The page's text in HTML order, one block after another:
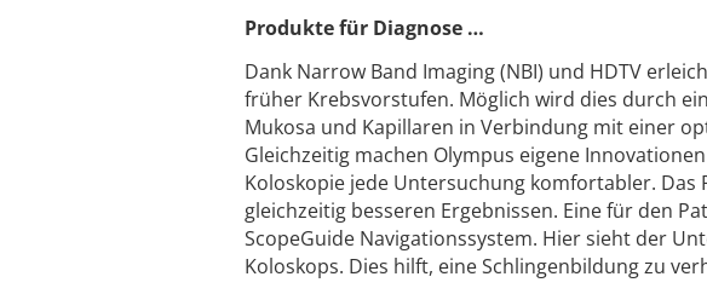
Produkte für Diagnose …
Dank Narrow Band Imaging (NBI) und HDTV
früher Krebsvorstufen. Möglich wird dies durch
Mukosa und Kapillaren in Verbindung mit einer
Gleichzeitig machen Olympus eigene
Koloskopie jede Untersuchung komfortabler.
gleichzeitig besseren Ergebnissen. Eine für den
ScopeGuide Navigationssystem. Hier sieht der
Koloskops. Dies hilft, eine Schlingenbildung zu